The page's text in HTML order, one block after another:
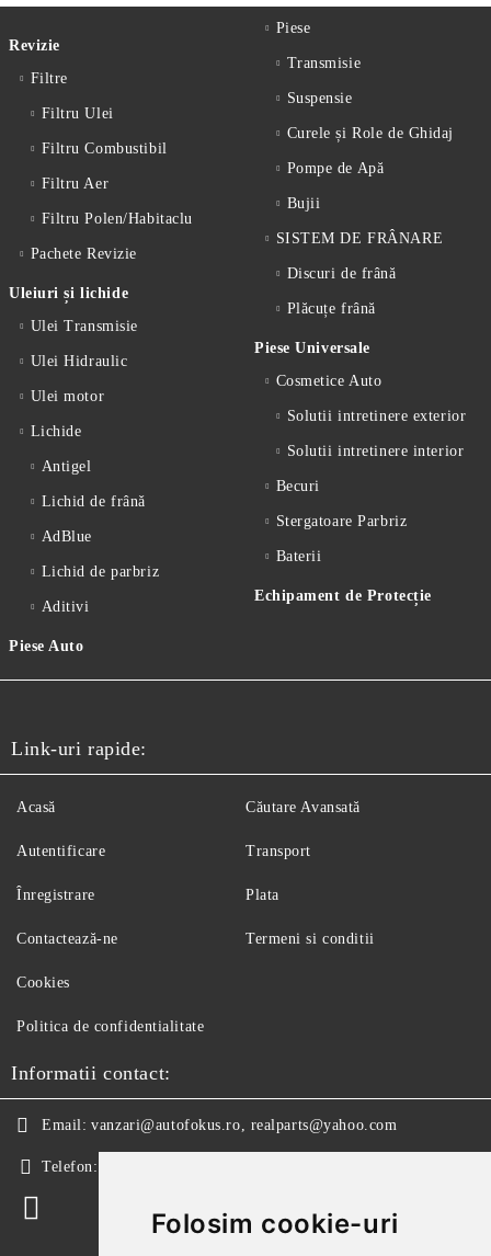
Folosim cookie-uri
Revizie
Filtre
Filtru Ulei
Filtru Combustibil
Filtru Aer
Filtru Polen/Habitaclu
Pachete Revizie
Uleiuri și lichide
Ulei Transmisie
Ulei Hidraulic
Ulei motor
Lichide
Antigel
Lichid de frânǎ
AdBlue
Lichid de parbriz
Aditivi
Piese Auto
Piese
Transmisie
Suspensie
Curele și Role de Ghidaj
Pompe de Apă
Bujii
SISTEM DE FRÂNARE
Discuri de frână
Plăcuțe frână
Piese Universale
Cosmetice Auto
Solutii intretinere exterior
Solutii intretinere interior
Becuri
Stergatoare Parbriz
Baterii
Echipament de Protecție
Link-uri rapide:
Acasă
Autentificare
Înregistrare
Contactează-ne
Căutare Avansată
Transport
Plata
Termeni si conditii
Cookies
Politica de confidentialitate
Informatii contact:
Email: vanzari@autofokus.ro, realparts@yahoo.com
Telefon: